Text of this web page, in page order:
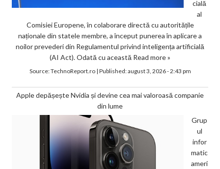
cială
al
Comisiei Europene, în colaborare directă cu autoritățile
naționale din statele membre, a început punerea în aplicare a
noilor prevederi din Regulamentul privind inteligența artificială
(AI Act). Odată cu această Read more »
Source:TechnoReport.ro| Published:august 3, 2026 - 2:43 pm
Apple depășește Nvidia și devine cea mai valoroasă companie
din lume
Grup
ul
infor
matic
ameri